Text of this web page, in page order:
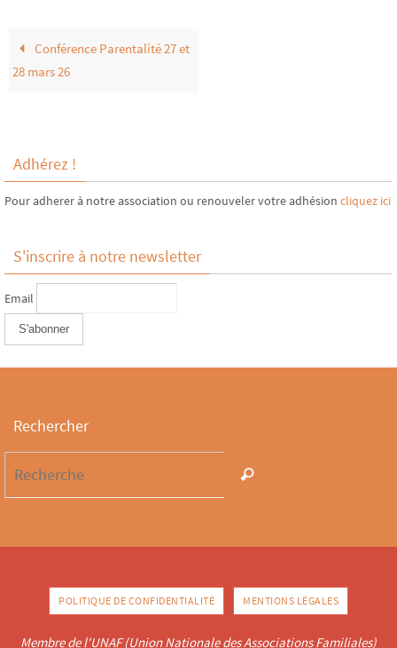
Conférence Parentalité 27 et
28 mars 26
Adhérez !
Pour adherer à notre association ou renouveler votre adhésion cliquez ici
S'inscrire à notre newsletter
Email
Rechercher
POLITIQUE DE CONFIDENTIALITÉ MENTIONS LÉGALES
Membre de l'UNAF (Union Nationale des Associations Familiales)